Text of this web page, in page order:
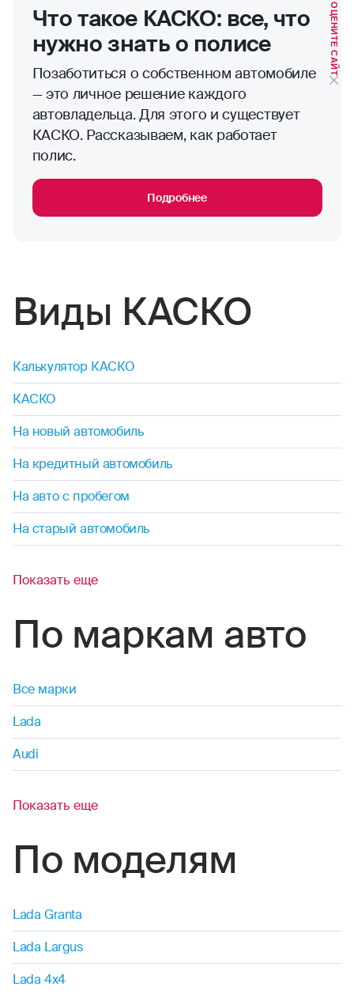
Что такое КАСКО: все, что
нужно знать о полисе
Позаботиться о собственном автомобиле
— это личное решение каждого
автовладельца. Для этого и существует
КАСКО. Рассказываем, как работает
полис.
Подробнее
Виды КАСКО
Калькулятор КАСКО
КАСКО
На новый автомобиль
На кредитный автомобиль
На авто с пробегом
На старый автомобиль
Показать еще
По маркам авто
Все марки
Lada
Audi
Показать еще
По моделям
Lada Granta
Lada Largus
Lada 4x4
ОЦЕНИТЕ САЙТ